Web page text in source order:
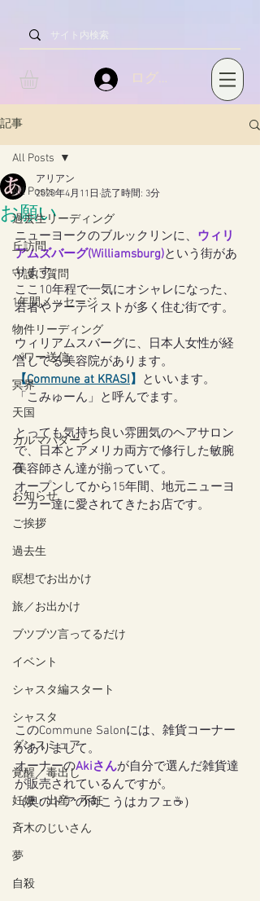
ログイン
記事
All Posts
過去生リーディング
丘訪問
守護に質問
1年間メッセージ
物件リーディング
パワー送信
冥界
天国
カルマパターン
石
お知らせ
ご挨拶
過去生
瞑想でお出かけ
旅／お出かけ
ブツブツ言ってるだけ
イベント
シャスタ編スタート
シャスタ
ダンスミュア
覚醒／毒出し
妊娠・出産・不妊
斉木のじいさん
夢
自殺
All Posts
お願い
アリアン
2020年4月11日 読了時間: 3分
ニューヨークのブルックリンに、 ウィリ
アムズバーグ(Williamsburg)という街があ
ります。
ここ10年程で一気にオシャレになった、
若者やアーティストが多く住む街です。
ウィリアムスバーグに、日本人女性が経
営してる美容院があります。
【Commune at KRASI】
といいます。
「こみゅーん」と呼んでます。
とっても気持ち良い雰囲気のヘアサロン
で、日本とアメリカ両方で修行した敏腕
美容師さん達が揃っていて。
オープンしてから15年間、地元ニューヨ
ーカー達に愛されてきたお店です。
このCommune Salonには、雑貨コーナー
がありまして。
オーナーのAkiさんが自分で選んだ雑貨達
が販売されているんですが。
（奥のドアの向こうはカフェ☕️）